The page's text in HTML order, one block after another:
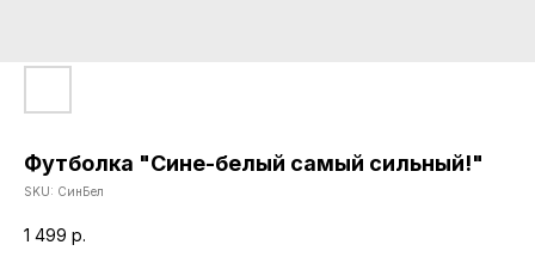
Футболка "Сине-белый самый сильный!"
SKU: СинБел
1 499 р.